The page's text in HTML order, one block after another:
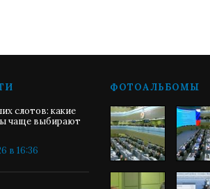
слотов: какие
чаще выбирают
в 16:36
ФОТОАЛЬБОМЫ